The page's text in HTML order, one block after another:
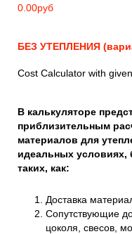
0.00руб
БЕЗ УТЕПЛЕНИЯ
Cost Calculator with
В калькуляторе
приблизительным
материалов для
идеальных условиях,
таких, как:
Доставка
Сопутствующие
цоколя, свесов,